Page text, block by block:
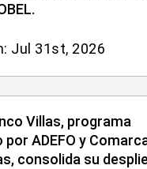
Jul 31st, 2026
Villas, programa
por ADEFO y
consolida su